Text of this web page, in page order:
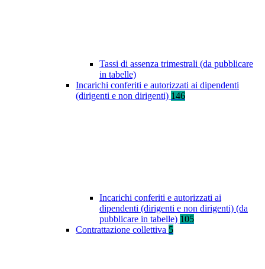
Tassi di assenza trimestrali (da pubblicare
in tabelle)
Incarichi conferiti e autorizzati ai dipendenti
(dirigenti e non dirigenti) 146
Incarichi conferiti e autorizzati ai
dipendenti (dirigenti e non dirigenti) (da
pubblicare in tabelle) 105
Contrattazione collettiva 5